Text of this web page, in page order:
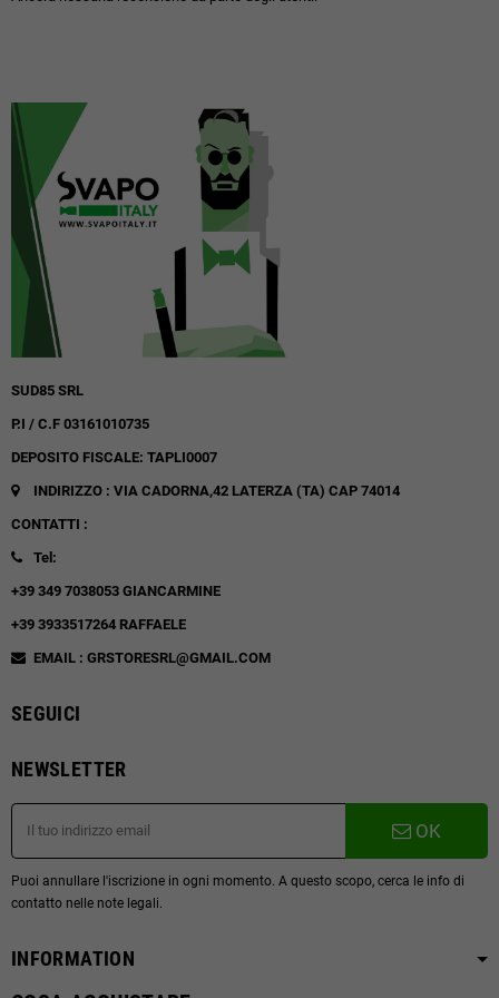
SUD85 SRL
P.I / C.F 03161010735
DEPOSITO FISCALE: TAPLI0007
INDIRIZZO : VIA CADORNA,42 LATERZA (TA) CAP 74014
CONTATTI :
Tel:
+39 349 7038053 GIANCARMINE
+39 3933517264 RAFFAELE
EMAIL : GRSTORESRL@GMAIL.COM
SEGUICI
NEWSLETTER
OK
Puoi annullare l'iscrizione in ogni momento. A questo scopo, cerca le info di
contatto nelle note legali.
INFORMATION